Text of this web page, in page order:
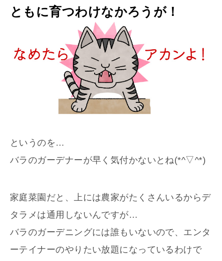
ともに育つわけなかろうが！
というのを…
バラのガーデナーが早く気付かないとね(*^▽^*)
家庭菜園だと、上には農家がたくさんいるからデ
タラメは通用しないんですが…
バラのガーデニングには誰もいないので、エンタ
ーテイナーのやりたい放題になっているわけで